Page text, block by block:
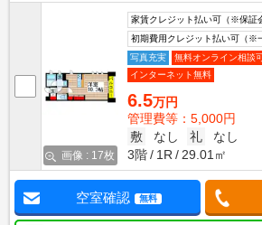
画像 : 17枚
家賃クレジット払い可（※保証
初期費用クレジット払い可（※
写真充実
無料オンライン相談
インターネット無料
6.5万円
管理費等：5,000円
敷
なし 礼
なし
3階
1R 29.01㎡
空室確認 無料